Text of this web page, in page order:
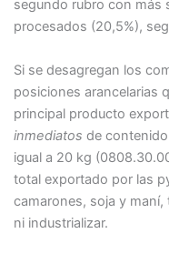
segundo rubro con más
procesados (20,5%),
Si se desagregan los
posiciones arancelarias
principal producto
inmediatos de
igual a 20 kg
total exportado por las
camarones, soja y
ni industrializar.